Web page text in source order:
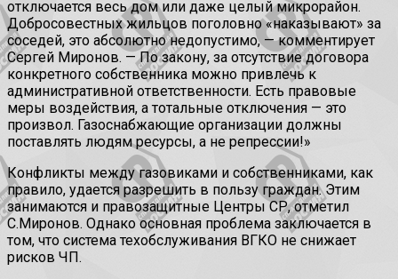
отключается весь дом или даже целый микрорайон.
Добросовестных жильцов поголовно «наказывают» за
соседей, это абсолютно недопустимо, — комментирует
Сергей Миронов. — По закону, за отсутствие договора
конкретного собственника можно привлечь к
административной ответственности. Есть правовые
меры воздействия, а тотальные отключения — это
произвол. Газоснабжающие организации должны
поставлять людям ресурсы, а не репрессии!»
Конфликты между газовиками и собственниками, как
правило, удается разрешить в пользу граждан. Этим
занимаются и правозащитные Центры СР, отметил
С.Миронов. Однако основная проблема заключается в
том, что система техобслуживания ВГКО не снижает
рисков ЧП.